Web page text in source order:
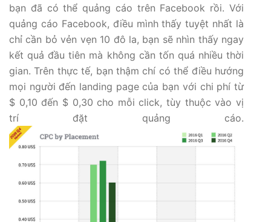
bạn đã có thể quảng cáo trên Facebook rồi. Với
quảng cáo Facebook, điều mình thấy tuyệt nhất là
chỉ cần bỏ vẻn vẹn 10 đô la, bạn sẽ nhìn thấy ngay
kết quả đầu tiên mà không cần tốn quá nhiều thời
gian. Trên thực tế, bạn thậm chí có thể điều hướng
mọi người đến landing page của bạn với chi phí từ
$ 0,10 đến $ 0,30 cho mỗi click, tùy thuộc vào vị
trí đặt quảng cáo.